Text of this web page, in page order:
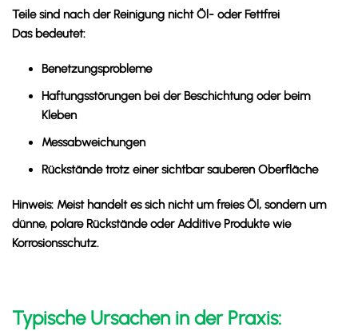
Teile sind nach der Reinigung nicht Öl- oder Fettfrei
Das bedeutet:
Benetzungsprobleme
Haftungsstörungen bei der Beschichtung oder beim
Kleben
Messabweichungen
Rückstände trotz einer sichtbar sauberen Oberfläche
Hinweis: Meist handelt es sich nicht um freies Öl, sondern um
dünne, polare Rückstände oder Additive Produkte wie
Korrosionsschutz.
Typische Ursachen in der Praxis: